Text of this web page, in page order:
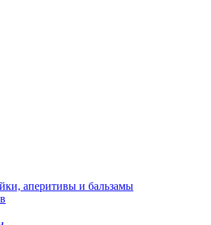
аперитивы и бальзамы